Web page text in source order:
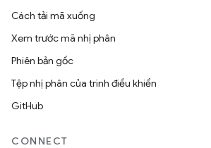
Cách tải mã xuống
Xem trước mã nhị phân
Phiên bản gốc
Tệp nhị phân của trình điều khiển
GitHub
CONNECT